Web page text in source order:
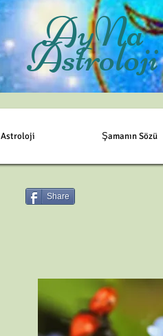
AyNa
Astroloji
Share
Astroloji Şamanın Sözü